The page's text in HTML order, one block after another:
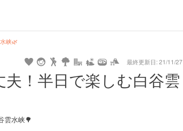
峡🌿
最終更新日: 21/11/27
profile
！半日で楽しむ白谷雲
雲水峡🌳